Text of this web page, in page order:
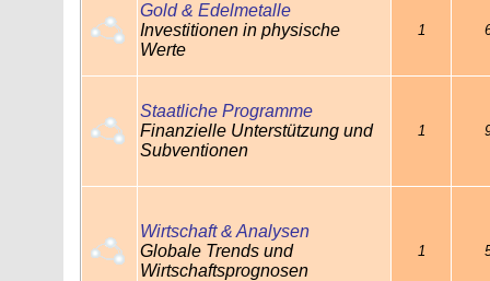
Gold & Edelmetalle
Investitionen in physische
Werte
1
Staatliche Programme
Finanzielle Unterstützung und
Subventionen
1
Wirtschaft & Analysen
Globale Trends und
Wirtschaftsprognosen
1